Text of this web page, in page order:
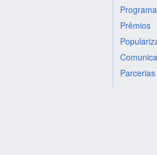
Prêmios
Parcerias